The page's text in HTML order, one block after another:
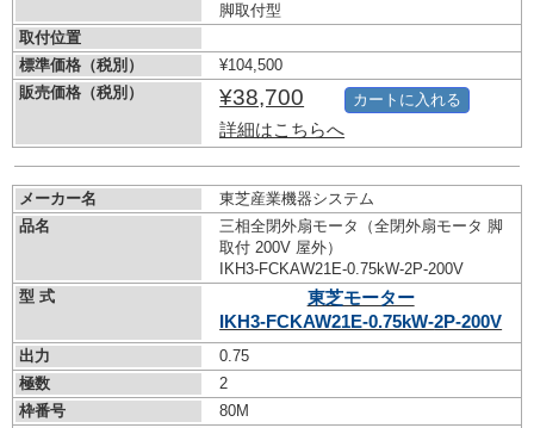
脚取付型
取付位置
標準価格（税別）
¥104,500
販売価格（税別）
¥38,700
詳細はこちらへ
カートに入れる
メーカー名
東芝産業機器システム
品名
三相全閉外扇モータ（全閉外扇モータ 脚
取付 200V 屋外）
IKH3-FCKAW21E-0.75kW-2P-200V
型 式
東芝モーター
IKH3-FCKAW21E-0.75kW-2P-200V
出力
0.75
極数
2
枠番号
80M